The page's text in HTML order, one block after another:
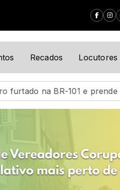
Recados Locutores
motorista de 24 anos